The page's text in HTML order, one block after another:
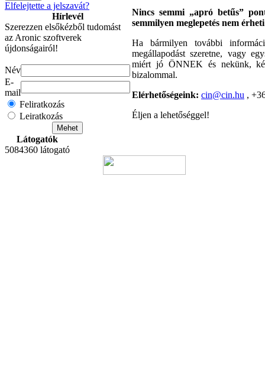
Elfelejtette a jelszavát?
Hírlevél
Szerezzen elsőkézből tudomást
az Aronic szoftverek
újdonságairól!
Név
E-
mail
Feliratkozás
Leiratkozás
Látogatók
5084360 látogató
Nincs semmi „apró betűs”
semmilyen meglepetés nem
Ha bármilyen további
megállapodást szeretne, vagy
miért jó ÖNNEK és nekünk,
bizalommal.
Elérhetőségeink: cin@cin.hu ,
Éljen a lehetőséggel!